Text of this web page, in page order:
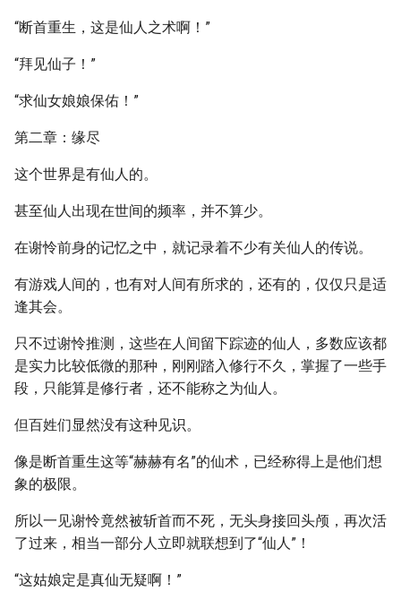
“断首重生，这是仙人之术啊！”
“拜见仙子！”
“求仙女娘娘保佑！”
第二章：缘尽
这个世界是有仙人的。
甚至仙人出现在世间的频率，并不算少。
在谢怜前身的记忆之中，就记录着不少有关仙人的传说。
有游戏人间的，也有对人间有所求的，还有的，仅仅只是适
逢其会。
只不过谢怜推测，这些在人间留下踪迹的仙人，多数应该都
是实力比较低微的那种，刚刚踏入修行不久，掌握了一些手
段，只能算是修行者，还不能称之为仙人。
但百姓们显然没有这种见识。
像是断首重生这等“赫赫有名”的仙术，已经称得上是他们想
象的极限。
所以一见谢怜竟然被斩首而不死，无头身接回头颅，再次活
了过来，相当一部分人立即就联想到了“仙人”！
“这姑娘定是真仙无疑啊！”